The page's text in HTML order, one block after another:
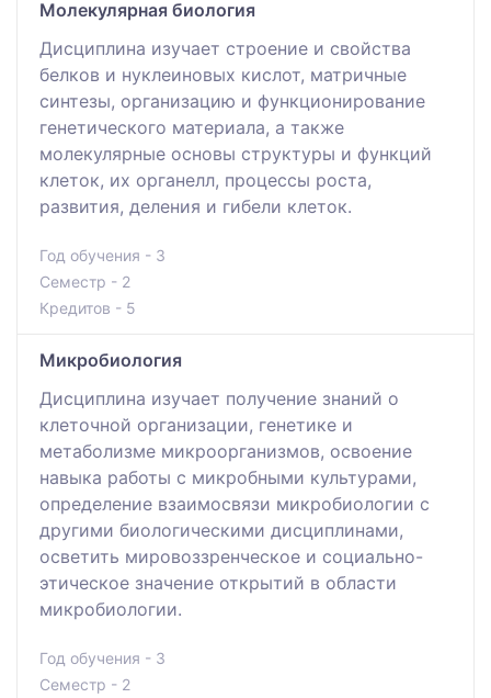
Молекулярная биология
Дисциплина изучает строение и свойства
белков и нуклеиновых кислот, матричные
синтезы, организацию и функционирование
генетического материала, а также
молекулярные основы структуры и функций
клеток, их органелл, процессы роста,
развития, деления и гибели клеток.
Год обучения - 3
Семестр - 2
Кредитов - 5
Микробиология
Дисциплина изучает получение знаний о
клеточной организации, генетике и
метаболизме микроорганизмов, освоение
навыка работы с микробными культурами,
определение взаимосвязи микробиологии с
другими биологическими дисциплинами,
осветить мировоззренческое и социально-
этическое значение открытий в области
микробиологии.
Год обучения - 3
Семестр - 2